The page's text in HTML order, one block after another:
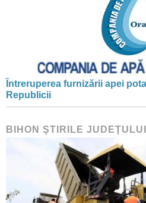
Întreruperea furnizării apei
Republicii
BIHON ŞTIRILE